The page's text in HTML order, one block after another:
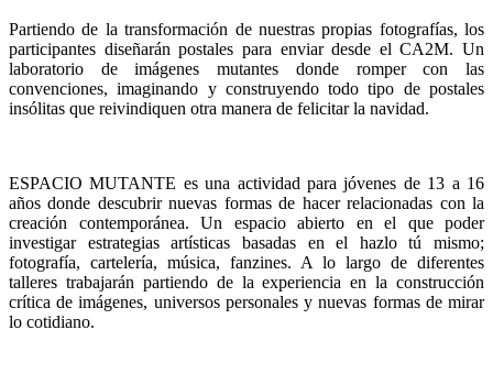
Partiendo de la transformación de nuestras propias fotografías, los
participantes diseñarán postales para enviar desde el CA2M. Un
laboratorio de imágenes mutantes donde romper con las
convenciones, imaginando y construyendo todo tipo de postales
insólitas que reivindiquen otra manera de felicitar la navidad.
ESPACIO MUTANTE es una actividad para jóvenes de 13 a 16
años donde descubrir nuevas formas de hacer relacionadas con la
creación contemporánea. Un espacio abierto en el que poder
investigar estrategias artísticas basadas en el hazlo tú mismo;
fotografía, cartelería, música, fanzines. A lo largo de diferentes
talleres trabajarán partiendo de la experiencia en la construcción
crítica de imágenes, universos personales y nuevas formas de mirar
lo cotidiano.